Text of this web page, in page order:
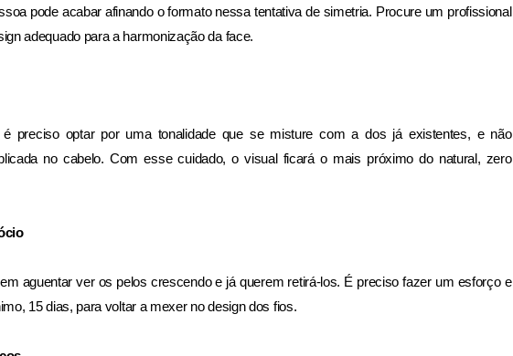
pode acabar afinando o formato nessa tentativa de simetria. Procure um profissional
adequado para a harmonização da face.
preciso optar por uma tonalidade que se misture com a dos já existentes, e não
no cabelo. Com esse cuidado, o visual ficará o mais próximo do natural, zero
aguentar ver os pelos crescendo e já querem retirá-los. É preciso fazer um esforço e
15 dias, para voltar a mexer no design dos fios.